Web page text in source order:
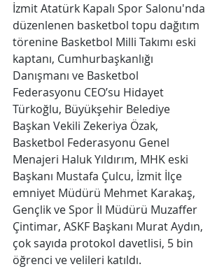
İzmit Atatürk Kapalı Spor Salonu'nda
düzenlenen basketbol topu dağıtım
törenine Basketbol Milli Takımı eski
kaptanı, Cumhurbaşkanlığı
Danışmanı ve Basketbol
Federasyonu CEO’su Hidayet
Türkoğlu, Büyükşehir Belediye
Başkan Vekili Zekeriya Özak,
Basketbol Federasyonu Genel
Menajeri Haluk Yıldırım, MHK eski
Başkanı Mustafa Çulcu, İzmit İlçe
emniyet Müdürü Mehmet Karakaş,
Gençlik ve Spor İl Müdürü Muzaffer
Çintimar, ASKF Başkanı Murat Aydın,
çok sayıda protokol davetlisi, 5 bin
öğrenci ve velileri katıldı.